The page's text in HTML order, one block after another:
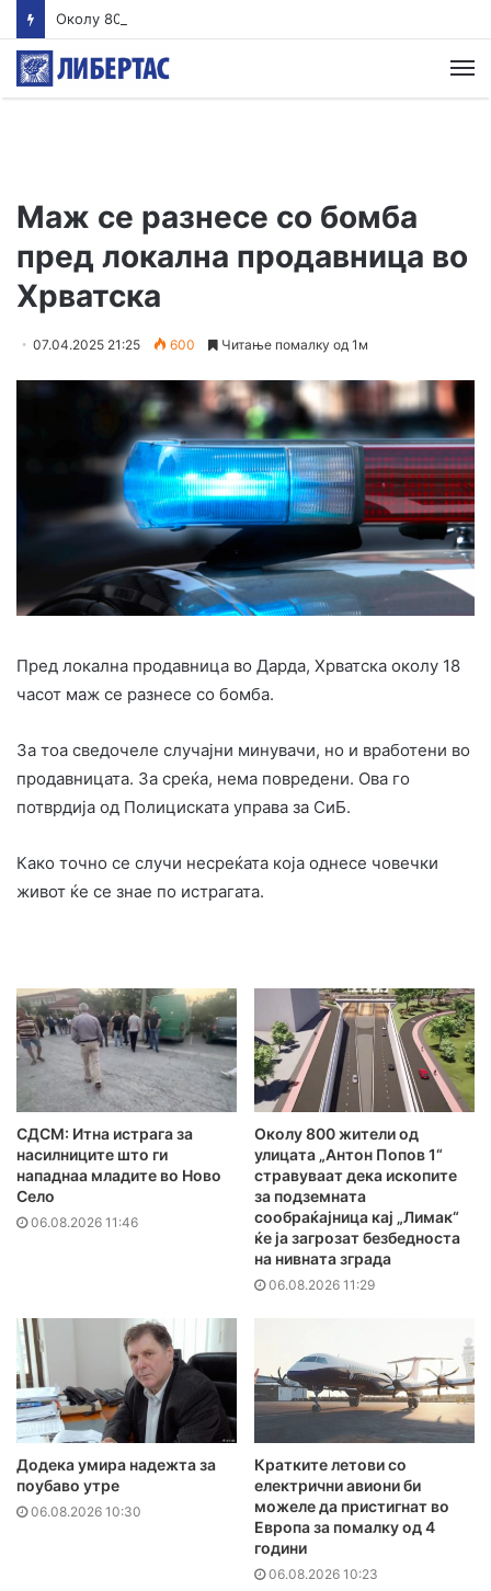
Маж се разнесе со бомба
пред локална продавница во
Хрватска
07.04.2025 21:25 600 Читање помалку од 1м
Пред локална продавница во Дарда, Хрватска околу 18
часот маж се разнесе со бомба.
За тоа сведочеле случајни минувачи, но и вработени во
продавницата. За среќа, нема повредени. Ова го
потврдија од Полициската управа за СиБ.
Како точно се случи несреќата која однесе човечки
живот ќе се знае по истрагата.
СДСМ: Итна истрага за
насилниците што ги
нападнаа младите во Ново
Село
06.08.2026 11:46
Околу 800 жители од
улицата „Антон Попов 1“
стравуваат дека ископите
за подземната
сообраќајница кај „Лимак“
ќе ја загрозат безбедноста
на нивната зграда
06.08.2026 11:29
Додека умира надежта за
поубаво утре
06.08.2026 10:30
Кратките летови со
електрични авиони би
можеле да пристигнат во
Европа за помалку од 4
години
06.08.2026 10:23